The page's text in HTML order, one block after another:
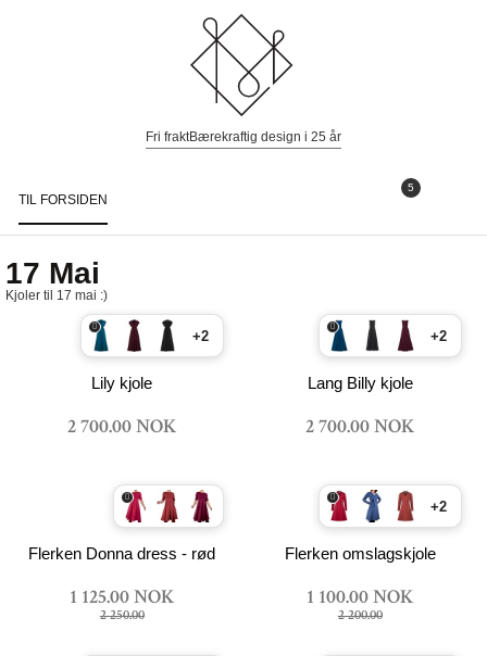
Fri fraktBærekraftig design i 25 år
5
TIL FORSIDEN
17 Mai
Kjoler til 17 mai :)
+2
Lily kjole
2 700.00 NOK
+2
Lang Billy kjole
2 700.00 NOK
Flerken Donna dress - rød
1 125.00 NOK
2 250.00
+2
Flerken omslagskjole
1 100.00 NOK
2 200.00